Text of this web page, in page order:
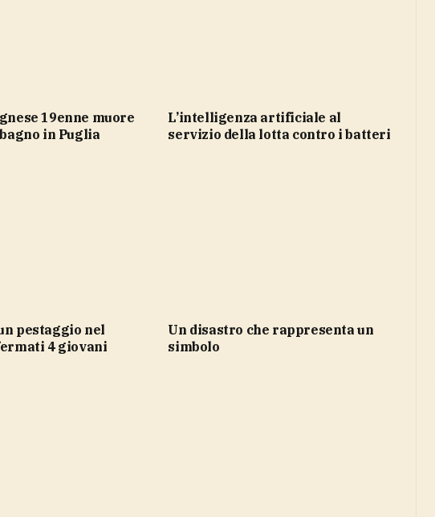
in Puglia
L’intelligenza artificiale al
servizio della lotta contro i batteri
4 giovani
Un disastro che rappresenta un
simbolo